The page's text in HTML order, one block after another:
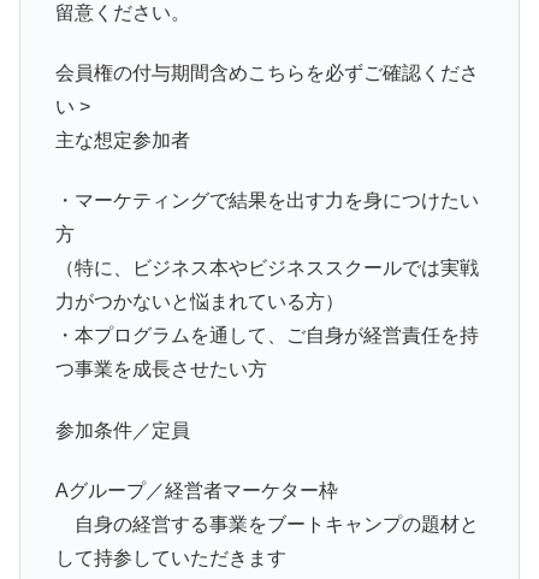
留意ください。
会員権の付与期間含めこちらを必ずご確認くださ
い >
主な想定参加者
・マーケティングで結果を出す力を身につけたい
方
（特に、ビジネス本やビジネススクールでは実戦
力がつかないと悩まれている方）
・本プログラムを通して、ご自身が経営責任を持
つ事業を成長させたい方
参加条件／定員
Aグループ／経営者マーケター枠
自身の経営する事業をブートキャンプの題材と
して持参していただきます